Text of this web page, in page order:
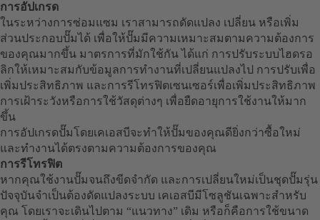
การอัปเกรด
ในระหว่างการซ่อมแซม เราสามารถดัดแปลง เปลี่ยน หรือเพิ่ม
ส่วนประกอบปั๊มได้ เพื่อให้ปั๊มมีความเหมาะสมตามความต้องการ
ของคุณมากขึ้น มาตรการที่มักใช้กัน ได้แก่ การปรับระบบไฮดรอ
ลิกให้เหมาะสมกับข้อมูลการทำงานที่เปลี่ยนแปลงไป การปรับเพื่อ
เพิ่มประสิทธิภาพ และการรีโทรฟิตเซนเซอร์เพื่อเพิ่มประสิทธิภาพ
การเฝ้าระวังหรือการใช้วัสดุต่างๆ เพื่อยืดอายุการใช้งานให้มาก
ขึ้น
การอัปเกรดปั๊มโดยเคเอสบีจะทำให้ปั๊มของคุณดียิ่งกว่าซื้อใหม่
และทำงานได้ตรงตามความต้องการของคุณ
การรีโทรฟิต
หากคุณใช้งานปั๊มจนถึงขีดจำกัด และการเปลี่ยนใหม่เป็นชุดปั๊มรุ่น
ปัจจุบันจำเป็นต้องดัดแปลงระบบ เคเอสบีมีโซลูชันเฉพาะสำหรับ
คุณ โดยเราจะเดินไปตาม “แนวทาง” เดิม หรือก็คือการใช้ขนาด